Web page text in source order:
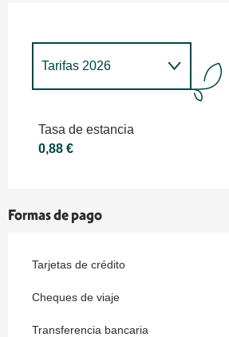
Tarifas 2026
Tasa de estancia
0,88 €
Formas de pago
Tarjetas de crédito
Cheques de viaje
Transferencia bancaria